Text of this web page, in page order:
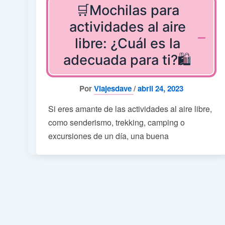
🛒Mochilas para
actividades al aire
libre: ¿Cuál es la
adecuada para ti?🛍️
PorViajesdave/abril 24, 2023
Si eres amante de las actividades al aire libre,
como senderismo, trekking, camping o
excursiones de un día, una buena